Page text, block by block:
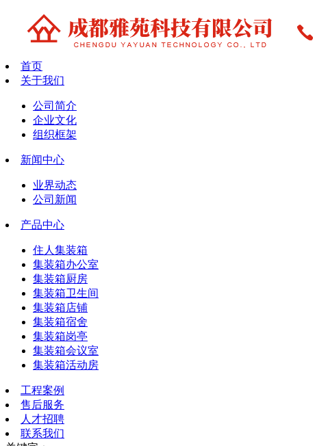
首页
关于我们
公司简介
企业文化
组织框架
新闻中心
业界动态
公司新闻
产品中心
住人集装箱
集装箱办公室
集装箱厨房
集装箱卫生间
集装箱店铺
集装箱宿舍
集装箱岗亭
集装箱会议室
集装箱活动房
工程案例
售后服务
人才招聘
联系我们